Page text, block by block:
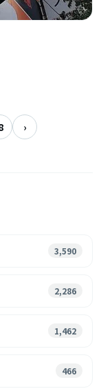
›
3,590
2,286
1,462
466